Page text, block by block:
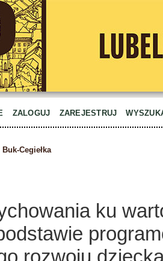
ZALOGUJ ZAREJESTRUJ
Buk-Cegiełka
ku
rozwoju